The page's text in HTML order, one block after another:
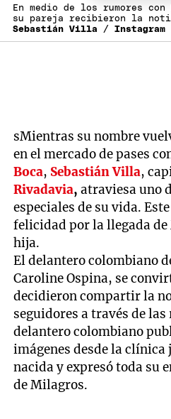
En medio de los rumores
su pareja recibieron la
Sebastián Villa / Instagram
sMientras su nombre
en el mercado de pases
Boca, Sebastián Villa,
Rivadavia, atraviesa uno
especiales de su vida.
felicidad por la llegada
hija.
El delantero colombiano
Caroline Ospina, se
decidieron compartir la
seguidores a través de las
delantero colombiano
imágenes desde la clínica
nacida y expresó toda su
de Milagros.